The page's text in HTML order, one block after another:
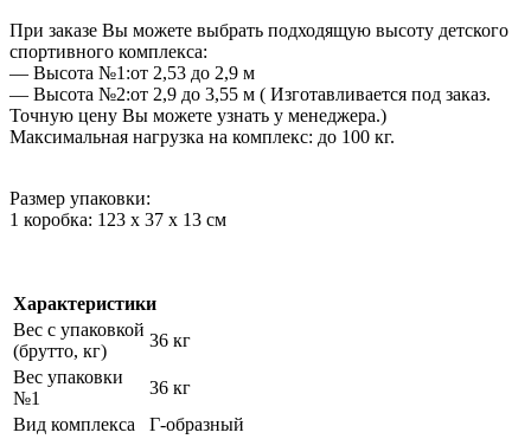
При заказе Вы можете выбрать подходящую высоту детского
спортивного комплекса:
— Высота №1:от 2,53 до 2,9 м
— Высота №2:от 2,9 до 3,55 м ( Изготавливается под заказ.
Точную цену Вы можете узнать у менеджера.)
Максимальная нагрузка на комплекс: до 100 кг.
Размер упаковки:
1 коробка: 123 х 37 х 13 см
Характеристики
Вес с упаковкой
(брутто, кг)
36 кг
Вес упаковки
№1
36 кг
Вид комплекса
Г-образный